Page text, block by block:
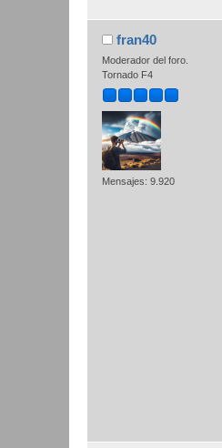
fran40
Moderador del foro.
Tornado F4
Mensajes: 9.920